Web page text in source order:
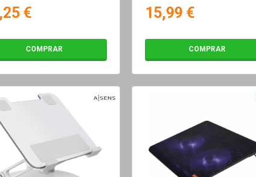
€
COMPRAR
15,99 €
COMPRAR